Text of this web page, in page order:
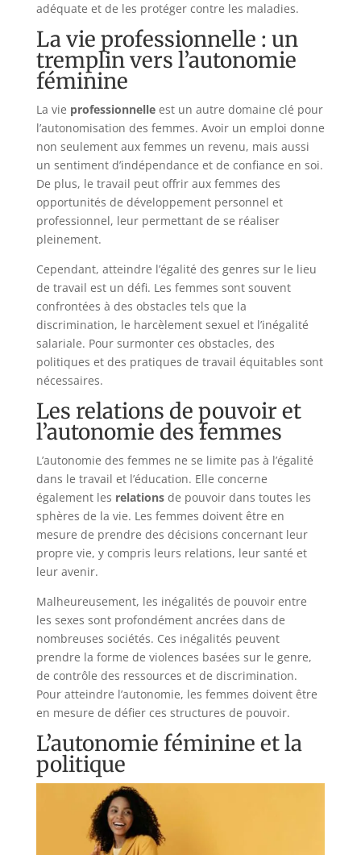
adéquate et de les protéger contre les maladies.
La vie professionnelle : un
tremplin vers l’autonomie
féminine
La vie professionnelleest un autre domaine clé pour
l’autonomisation des femmes. Avoir un emploi donne
non seulement aux femmes un revenu, mais aussi
un sentiment d’indépendance et de confiance en soi.
De plus, le travail peut offrir aux femmes des
opportunités de développement personnel et
professionnel, leur permettant de se réaliser
pleinement.
Cependant, atteindre l’égalité des genres sur le lieu
de travail est un défi. Les femmes sont souvent
confrontées à des obstacles tels que la
discrimination, le harcèlement sexuel et l’inégalité
salariale. Pour surmonter ces obstacles, des
politiques et des pratiques de travail équitables sont
nécessaires.
Les relations de pouvoir et
l’autonomie des femmes
L’autonomie des femmes ne se limite pas à l’égalité
dans le travail et l’éducation. Elle concerne
également les relationsde pouvoir dans toutes les
sphères de la vie. Les femmes doivent être en
mesure de prendre des décisions concernant leur
propre vie, y compris leurs relations, leur santé et
leur avenir.
Malheureusement, les inégalités de pouvoir entre
les sexes sont profondément ancrées dans de
nombreuses sociétés. Ces inégalités peuvent
prendre la forme de violences basées sur le genre,
de contrôle des ressources et de discrimination.
Pour atteindre l’autonomie, les femmes doivent être
en mesure de défier ces structures de pouvoir.
L’autonomie féminine et la
politique